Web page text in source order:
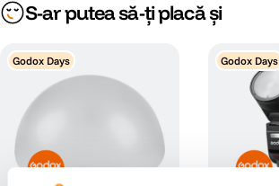
S-ar putea să-ți placă și
Godox Days Godox Days